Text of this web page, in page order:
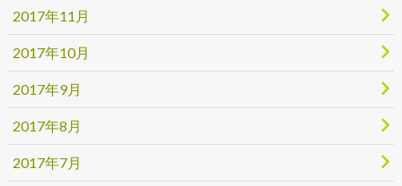
2017年11月
2017年10月
2017年9月
2017年8月
2017年7月